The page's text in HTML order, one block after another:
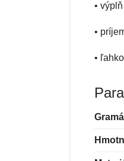
•
•
•